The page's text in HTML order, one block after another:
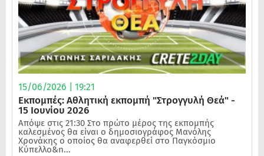
15/06/2026 | 19:21
Εκπομπές: Αθλητική εκπομπή "Στρογγυλή Θεά" -
15 Ιουνίου 2026
Απόψε στις 21:30 Στο πρώτο μέρος της εκπομπής
καλεσμένος θα είναι ο δημοσιογράφος Μανόλης
Χρονάκης ο οποίος θα αναφερθεί στο Παγκόσμιο
Κύπελλο&n...